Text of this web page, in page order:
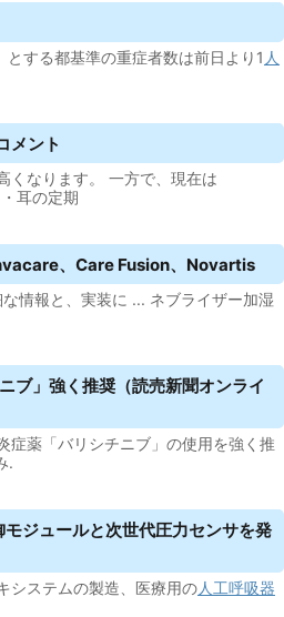
する都基準の重症者数は前日より1 人
メント
くなります。 一方で、現在は
耳の定期
、Care Fusion、Novartis
情報と、実装に ... ネブライザー加湿
ブ」強く推奨（読売新聞オンライ
症薬「バリシチニブ」の使用を強く推
.
ジュールと次世代圧力センサを発
システムの製造、医療用の人工呼吸器